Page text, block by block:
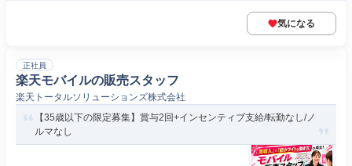
気になる
正社員
楽天モバイルの販売スタッフ
楽天トータルソリューションズ株式会社
【35歳以下の限定募集】賞与2回+インセンティブ支給/転勤なし/ノ
ルマなし